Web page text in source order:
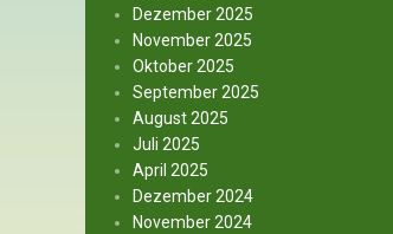
Dezember 2025
November 2025
Oktober 2025
September 2025
August 2025
Juli 2025
April 2025
Dezember 2024
November 2024